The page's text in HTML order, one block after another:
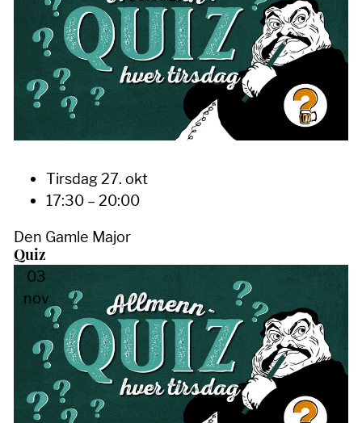
Tirsdag 27. okt
17:30 – 20:00
Den Gamle Major
Quiz
03
nov